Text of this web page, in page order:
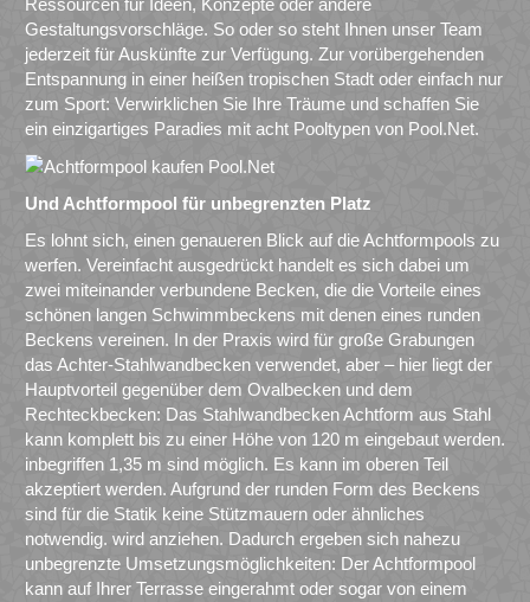
Ressourcen für Ideen, Konzepte oder andere
Gestaltungsvorschläge. So oder so steht Ihnen unser Team
jederzeit für Auskünfte zur Verfügung. Zur vorübergehenden
Entspannung in einer heißen tropischen Stadt oder einfach nur
zum Sport: Verwirklichen Sie Ihre Träume und schaffen Sie
ein einzigartiges Paradies mit acht Pooltypen von Pool.Net.
Und Achtformpool für unbegrenzten Platz
Es lohnt sich, einen genaueren Blick auf die Achtformpools zu
werfen. Vereinfacht ausgedrückt handelt es sich dabei um
zwei miteinander verbundene Becken, die die Vorteile eines
schönen langen Schwimmbeckens mit denen eines runden
Beckens vereinen. In der Praxis wird für große Grabungen
das Achter-Stahlwandbecken verwendet, aber – hier liegt der
Hauptvorteil gegenüber dem Ovalbecken und dem
Rechteckbecken: Das Stahlwandbecken Achtform aus Stahl
kann komplett bis zu einer Höhe von 120 m eingebaut werden.
inbegriffen 1,35 m sind möglich. Es kann im oberen Teil
akzeptiert werden. Aufgrund der runden Form des Beckens
sind für die Statik keine Stützmauern oder ähnliches
notwendig. wird anziehen. Dadurch ergeben sich nahezu
unbegrenzte Umsetzungsmöglichkeiten: Der Achtformpool
kann auf Ihrer Terrasse eingerahmt oder sogar von einem